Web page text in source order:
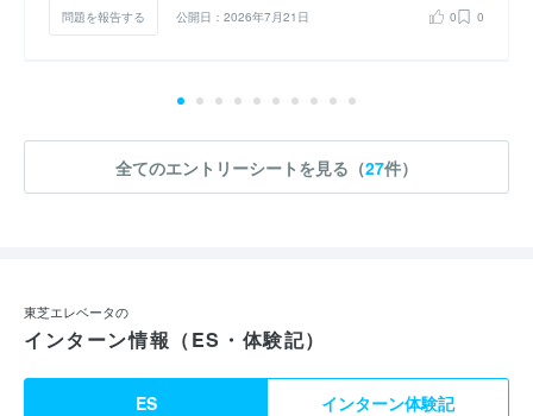
問題を報告する 公開日：2026年7月21日 0 0
全てのエントリーシートを見る（27件）
東芝エレベータの
インターン情報（ES・体験記）
ES インターン体験記